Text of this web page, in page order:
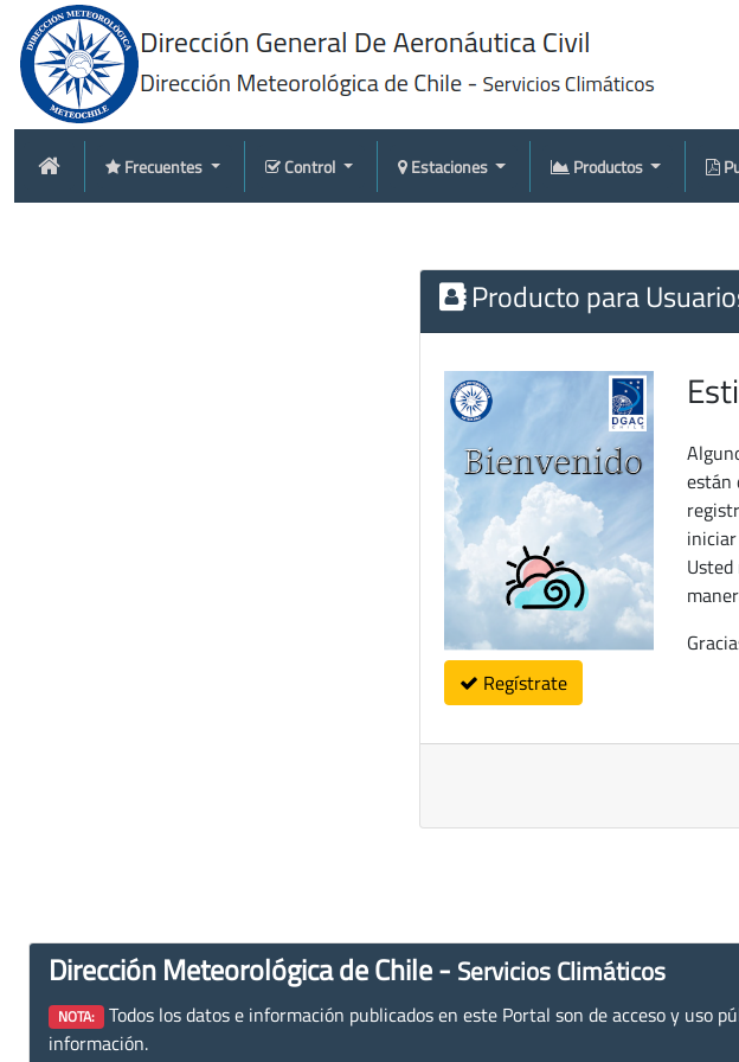
Frecuentes Control Estaciones Productos
Producto para
Regístrate
están
Dirección Meteorológica de Chile - Servicios Climáticos
NOTA: Todos los datos e información publicados en este Portal son de acceso y uso
información.